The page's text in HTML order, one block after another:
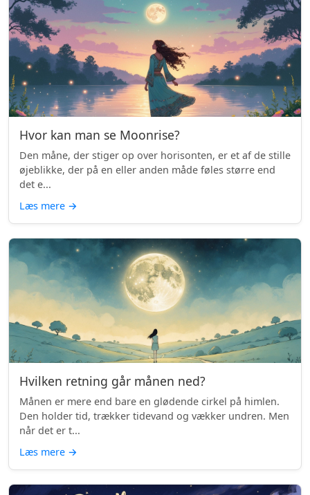
Hvor kan man se Moonrise?
Den måne, der stiger op over horisonten, er et af de stille
øjeblikke, der på en eller anden måde føles større end
det e...
Læs mere →
Hvilken retning går månen ned?
Månen er mere end bare en glødende cirkel på himlen.
Den holder tid, trækker tidevand og vækker undren. Men
når det er t...
Læs mere →